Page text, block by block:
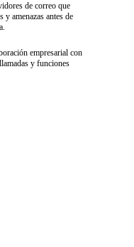
de correo que
y amenazas antes de
empresarial con
y funciones